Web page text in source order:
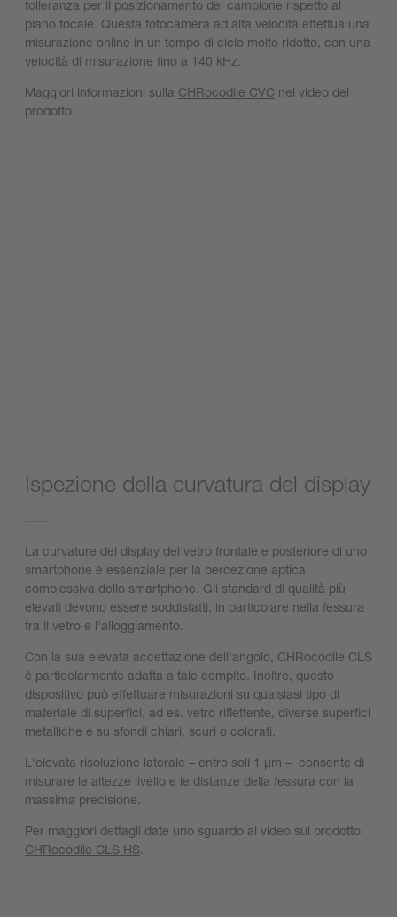
tolleranza per il posizionamento del campione rispetto al
piano focale. Questa fotocamera ad alta velocità effettua una
misurazione online in un tempo di ciclo molto ridotto, con una
velocità di misurazione fino a 140 kHz.
Maggiori informazioni sulla CHRocodile CVC nel video del
prodotto.
Ispezione della curvatura del display
La curvature del display del vetro frontale e posteriore di uno
smartphone è essenziale per la percezione aptica
complessiva dello smartphone. Gli standard di qualità più
elevati devono essere soddisfatti, in particolare nella fessura
tra il vetro e l'alloggiamento.
Con la sua elevata accettazione dell'angolo, CHRocodile CLS
è particolarmente adatta a tale compito. Inoltre, questo
dispositivo può effettuare misurazioni su qualsiasi tipo di
materiale di superfici, ad es. vetro riflettente, diverse superfici
metalliche e su sfondi chiari, scuri o colorati.
L'elevata risoluzione laterale – entro soli 1 µm – consente di
misurare le altezze livello e le distanze della fessura con la
massima precisione.
Per maggiori dettagli date uno sguardo al video sul prodotto
CHRocodile CLS HS